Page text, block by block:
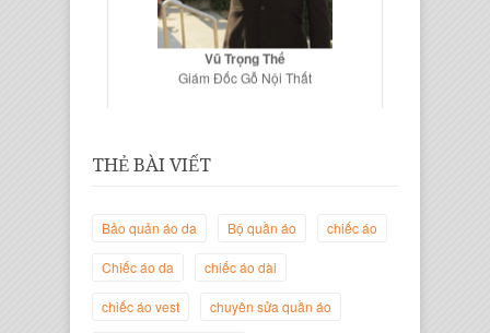
Vũ Trọng Thế
Giám Đốc Gỗ Nội Thất
THẺ BÀI VIẾT
Bảo quản áo da Bộ quần áo chiếc áo
Chiếc áo da chiếc áo dài
chiếc áo vest chuyên sửa quần áo